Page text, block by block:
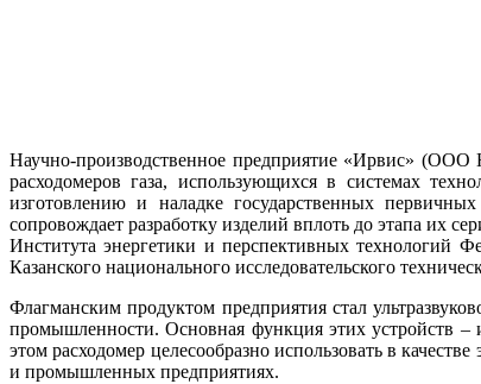
Научно-производственное предприятие «Ирвис» (ООО
расходомеров га­за, использующихся в системах
изготовлению и наладке государственных
сопровождает разработку изделий вплоть до этапа их
Института энергетики и перспективных технологий
Казанского национального исследовательского
Флагманским продуктом предприятия стал
промышленности. Основная функция этих устройств –
этом расходомер целесообразно использовать в
и промышленных предприятиях.